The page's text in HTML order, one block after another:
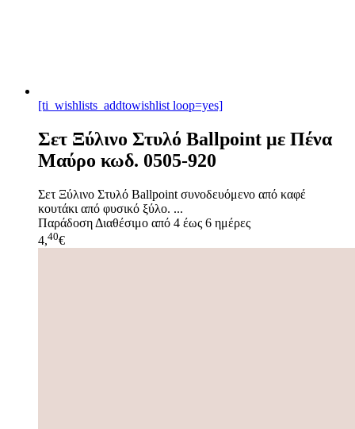
[ti_wishlists_addtowishlist loop=yes]
Σετ Ξύλινο Στυλό Ballpoint με Πένα
Μαύρο κωδ. 0505-920
Σετ Ξύλινο Στυλό Ballpoint συνοδευόμενο από καφέ
κουτάκι από φυσικό ξύλο. ...
Παράδοση Διαθέσιμο από 4 έως 6 ημέρες
4,40€